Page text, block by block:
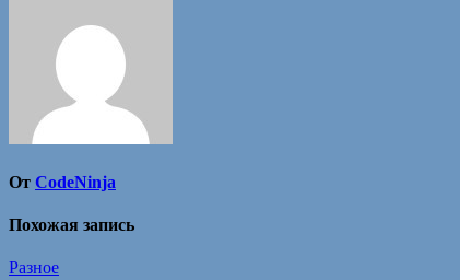
От CodeNinja
Похожая запись
Разное